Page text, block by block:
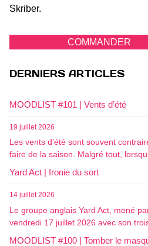
Skriber.
COMMANDER
DERNIERS ARTICLES
MOODLIST #101 | Vents d’été
19 juillet 2026
Les vents d’été sont souvent
faire de la saison. Malgré tout,
Yard Act | Ironie du sort
14 juillet 2026
Le groupe anglais Yard Act, mené
vendredi 17 juillet 2026 avec son
MOODLIST #100 | Tomber le